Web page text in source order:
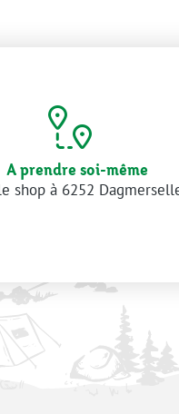
A prendre soi-même
shop à 6252